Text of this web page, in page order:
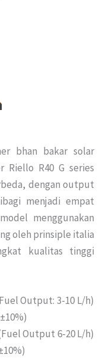
bhan bakar solar
Riello R40 G series
dengan output
menjadi empat
menggunakan
oleh prinsiple italia
kualitas tinggi
Output: 3-10 L/h)
Output 6-20 L/h)